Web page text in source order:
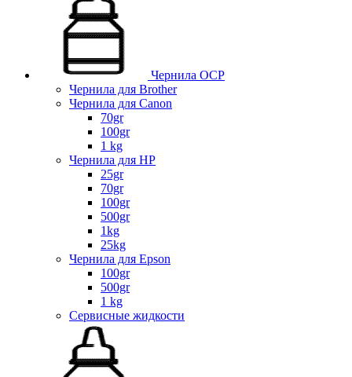
Чернила OCP
Чернила для Brother
Чернила для Canon
70gr
100gr
1 kg
Чернила для HP
25gr
70gr
100gr
500gr
1kg
25kg
Чернила для Epson
100gr
500gr
1 kg
Сервисные жидкости